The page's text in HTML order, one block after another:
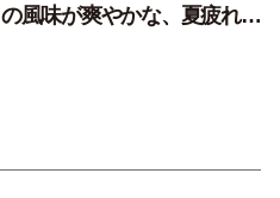
の風味が爽やかな、夏疲れを